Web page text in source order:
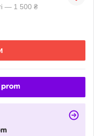
— 1 500 ₴